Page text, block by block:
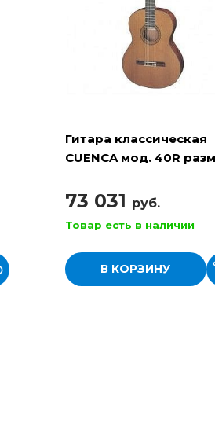
Гитара классическая
CUENCA мод. 40R
73 031 руб.
Товар есть в наличии
В КОРЗИНУ